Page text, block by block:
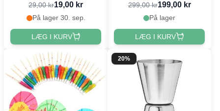
29,00 kr19,00 kr
På lager 30. sep.
LÆG I KURV
299,00 kr199,00 kr
På lager
LÆG I KURV
20%